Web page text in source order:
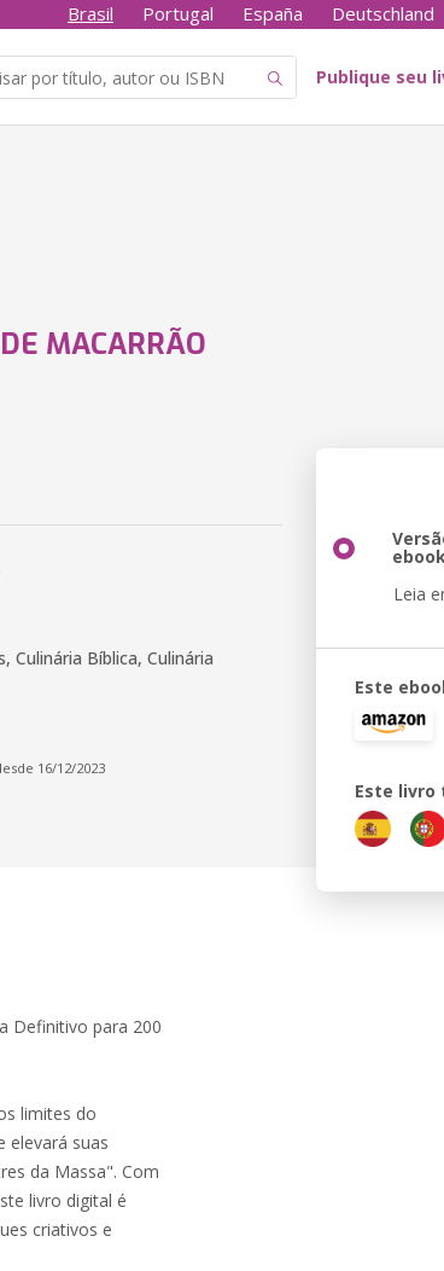
Brasil Portugal España Deutschland
Publique seu
MACARRÃO
Culinária Bíblica, Culinária
16/12/2023
Leia
Este
Este livro
Definitivo para 200
limites do
elevará suas
da Massa". Com
livro digital é
criativos e